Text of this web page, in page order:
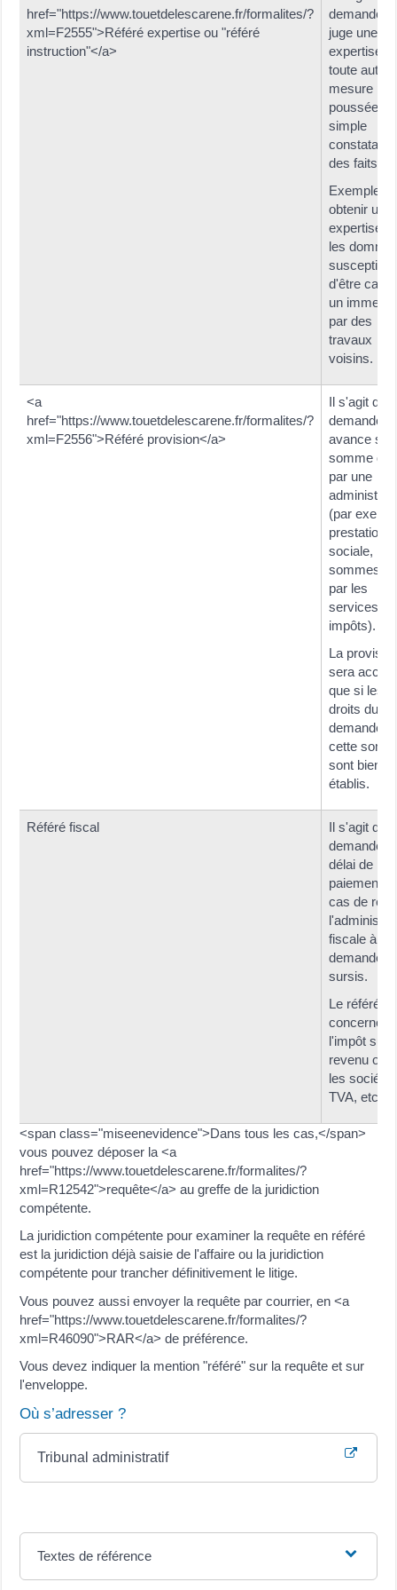
href="https://www.touetdelescarene.fr/formalites/?
xml=F2555">Référé expertise ou "référé
instruction"</a>
demander
juge une
expertise
toute autre
mesure
poussée
simple
des faits.
Exemple :
obtenir une
expertise
les
d'être
un
par des
travaux
voisins.
<a
href="https://www.touetdelescarene.fr/formalites/?
xml=F2556">Référé provision</a>
Il s'agit de
demander
avance sur
somme
par une
(par
prestation
sociale,
sommes
par les
services
impôts).
La
sera
que si les
droits du
cette
sont bien
établis.
Référé fiscal
Il s'agit de
demander
délai de
paiement
cas de
fiscale à
demande
sursis.
Le référé
concerner
l'impôt sur
revenu ou
les
TVA, etc.
<span class="miseenevidence">Dans tous les cas,</span>
vous pouvez déposer la <a
href="https://www.touetdelescarene.fr/formalites/?
xml=R12542">requête</a> au greffe de la juridiction
compétente.
La juridiction compétente pour examiner la requête en référé
est la juridiction déjà saisie de l'affaire ou la juridiction
compétente pour trancher définitivement le litige.
Vous pouvez aussi envoyer la requête par courrier, en <a
href="https://www.touetdelescarene.fr/formalites/?
xml=R46090">RAR</a> de préférence.
Vous devez indiquer la mention "référé" sur la requête et sur
l'enveloppe.
Où s’adresser ?
Tribunal administratif
Textes de référence